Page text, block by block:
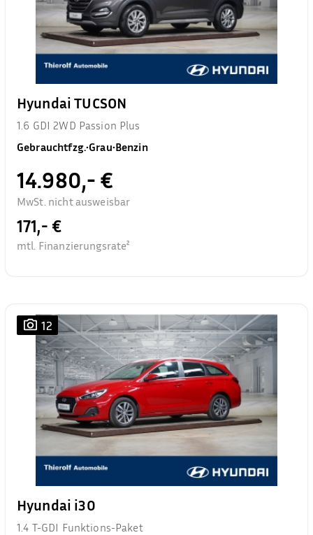
Hyundai TUCSON
1.6 GDI 2WD Passion Plus
Gebrauchtfzg.•Grau•Benzin
14.980,- €
MwSt. nicht ausweisbar
171,- €
mtl. Finanzierungsrate²
12
Hyundai i30
1.4 T-GDI Funktions-Paket